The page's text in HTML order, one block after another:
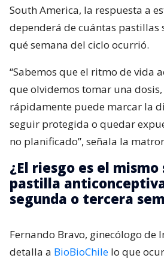
South America, la respuesta a
dependerá de cuántas pastillas
qué semana del ciclo ocurrió.
“Sabemos que el ritmo de vida
que olvidemos tomar una
rápidamente puede marcar la
seguir protegida o quedar
no planificado”, señala la
¿El riesgo es el
pastilla
segunda o tercera
Fernando Bravo, ginecólogo de
detalla a BioBioChile lo que